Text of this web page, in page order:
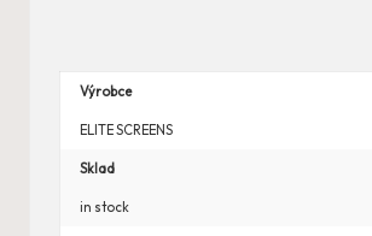
Výrobce
ELITE SCREENS
Sklad
in stock